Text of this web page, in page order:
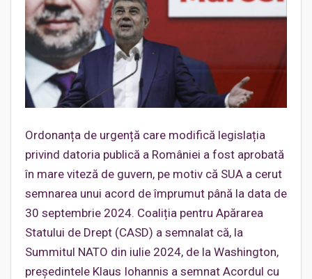
Ordonanța de urgență care modifică legislația
privind datoria publică a României a fost aprobată
în mare viteză de guvern, pe motiv că SUA a cerut
semnarea unui acord de împrumut până la data de
30 septembrie 2024. Coaliția pentru Apărarea
Statului de Drept (CASD) a semnalat că, la
Summitul NATO din iulie 2024, de la Washington,
președintele Klaus Iohannis a semnat Acordul cu